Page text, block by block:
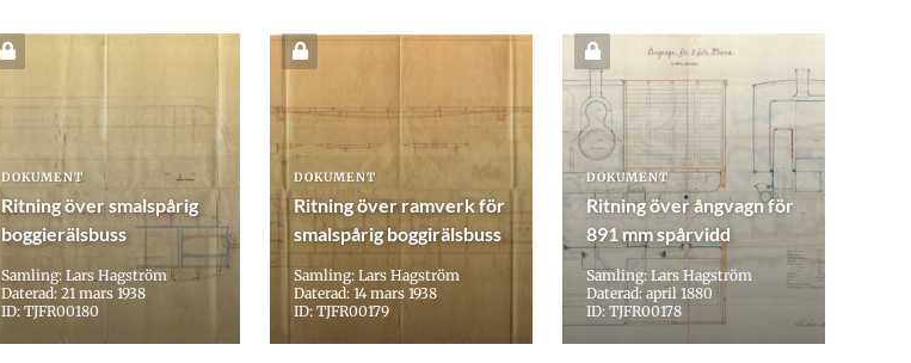
DOKUMENT
Ritning över smalspårig
boggierälsbuss
Samling: Lars Hagström
Daterad: 21 mars 1938
ID: TJFR00180
DOKUMENT
Ritning över ramverk för
smalspårig boggirälsbuss
Samling: Lars Hagström
Daterad: 14 mars 1938
ID: TJFR00179
DOKUMENT
Ritning över ångvagn för
891 mm spårvidd
Samling: Lars Hagström
Daterad: april 1880
ID: TJFR00178